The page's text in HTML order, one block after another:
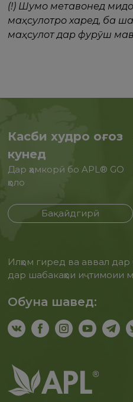
(!) Шумо метавонед
маҳсулотро харед, ба
маҳсулот дар фурӯш
Касби худро оғоз
кунед
Дар ҳамкорӣ бо APL® GO
ҳоло
Бақайдгирӣ
Илҳом гиред ва аввал
дар шабакаҳои иҷтимоии
Обуна шавед: